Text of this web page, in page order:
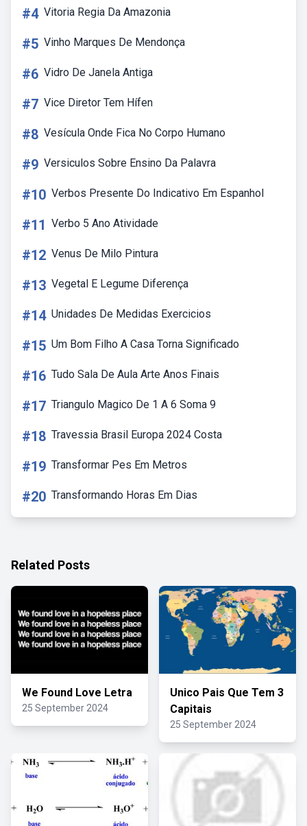
#4 Vitoria Regia Da Amazonia
#5 Vinho Marques De Mendonça
#6 Vidro De Janela Antiga
#7 Vice Diretor Tem Hífen
#8 Vesícula Onde Fica No Corpo Humano
#9 Versiculos Sobre Ensino Da Palavra
#10 Verbos Presente Do Indicativo Em Espanhol
#11 Verbo 5 Ano Atividade
#12 Venus De Milo Pintura
#13 Vegetal E Legume Diferença
#14 Unidades De Medidas Exercicios
#15 Um Bom Filho A Casa Torna Significado
#16 Tudo Sala De Aula Arte Anos Finais
#17 Triangulo Magico De 1 A 6 Soma 9
#18 Travessia Brasil Europa 2024 Costa
#19 Transformar Pes Em Metros
#20 Transformando Horas Em Dias
Related Posts
We Found Love Letra
25 September 2024
Unico Pais Que Tem 3
Capitais
25 September 2024